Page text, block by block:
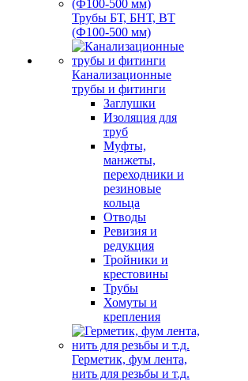
Трубы БТ, БНТ, ВТ
(Ф100-500 мм)
Канализационные
трубы и фитинги
Заглушки
Изоляция для
труб
Муфты,
манжеты,
переходники и
резиновые
кольца
Отводы
Ревизия и
редукция
Тройники и
крестовины
Трубы
Хомуты и
крепления
Герметик, фум лента,
нить для резьбы и т.д.